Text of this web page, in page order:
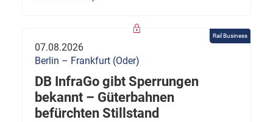
Rail Business
07.08.2026
Berlin – Frankfurt (Oder)
DB InfraGo gibt Sperrungen
bekannt – Güterbahnen
befürchten Stillstand